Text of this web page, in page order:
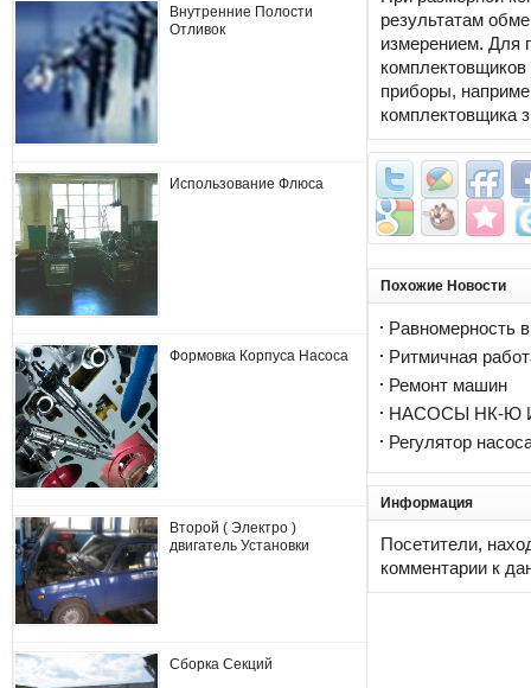
Внутренние Полости
Отливок
Использование Флюса
Формовка Корпуса Насоса
Второй ( Электро )
двигатель Установки
Сборка Секций
результатам
измерением. Для
приборы,
комплектовщика
Похожие Новости
Равномерность
Ритмичная
Ремонт машин
НАСОСЫ НК-Ю
Регулятор
Информация
Посетители,
комментарии к